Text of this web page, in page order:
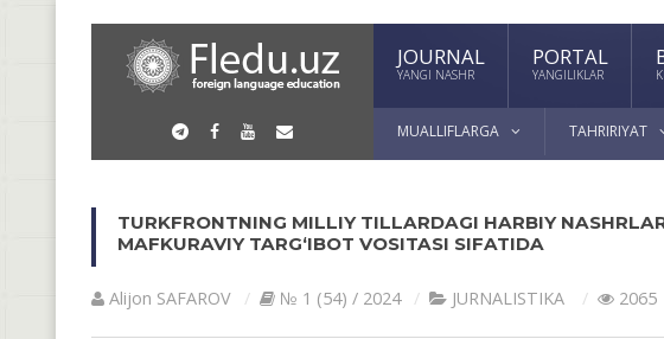
JOURNAL
YANGI NASHR
PORTAL
YANGILIKLAR
MUALLIFLARGA TAHRIRIYAT
TURKFRONTNING MILLIY TILLARDAGI HARBIY
MAFKURAVIY TARG‘IBOT VOSITASI SIFATIDA
Alijon SAFAROV № 1 (54) / 2024 JURNALISTIKA 2065